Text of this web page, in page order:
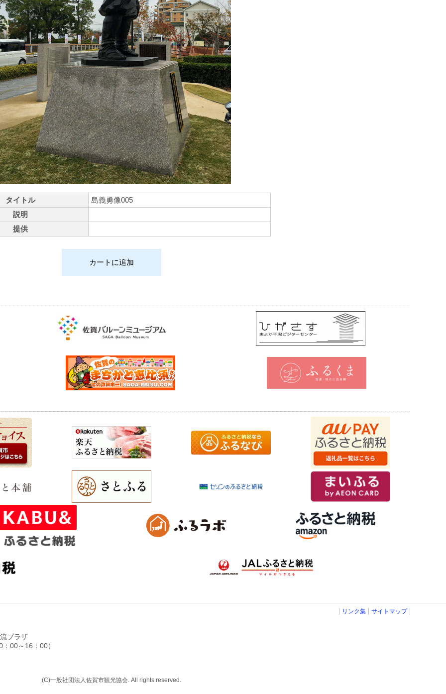
タイトル
島義勇像005
説明
提供
リンク集 サイトマップ
プラザ
00～16：00）
(C)一般社団法人佐賀市観光協会. All rights reserved.